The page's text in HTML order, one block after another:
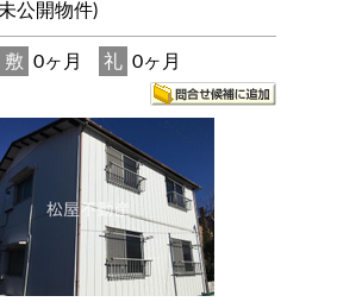
公開物件)
敷 0ヶ月 礼 0ヶ月